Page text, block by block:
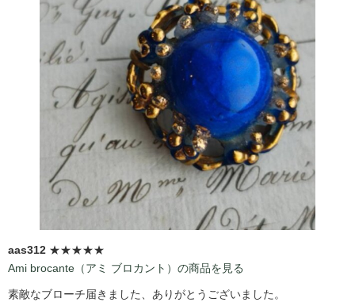
aas312 ★★★★★
Ami brocante（アミ ブロカント）の商品を見る
素敵なブローチ届きました、ありがとうございました。